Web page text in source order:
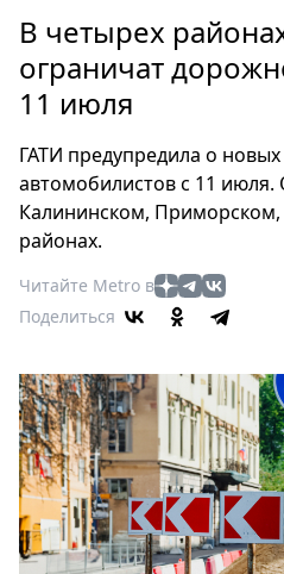
Россия
Мир
Здоровье
Туризм
Мода
Театр
Кино
Афиша
Книги
Выставки
Пресс-
релизы
О
Metro
Стримы
Спецпроекты
В четырех
ограничат
11 июля
ГАТИ предупредила о
автомобилистов с 11
Калининском,
районах.
Читайте Metro в
Поделиться